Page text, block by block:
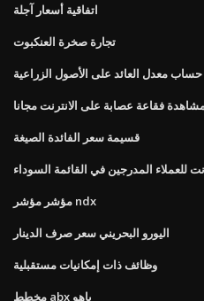
اتفاقية أسعار آجلة
تجارة صخرة العنكبوت
حساب معدل العائد على الأصول الزراعية
فقاعة عصابة على الانترنت مجانا
قسيمة سعر الفائدة الصيغة
للعملاء المدرجين في القائمة السوداء
مؤشر مؤشر ndx
اليورو البحريني سعر صرف الدينار
وظائف ذات إمكانيات مستقبلية
مخطط abx ياهو